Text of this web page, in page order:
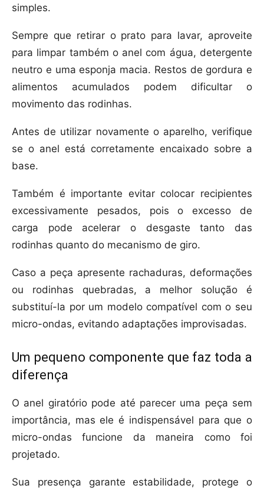
simples.
Sempre que retirar o prato para lavar, aproveite
para limpar também o anel com água, detergente
neutro e uma esponja macia. Restos de gordura e
alimentos acumulados podem dificultar o
movimento das rodinhas.
Antes de utilizar novamente o aparelho, verifique
se o anel está corretamente encaixado sobre a
base.
Também é importante evitar colocar recipientes
excessivamente pesados, pois o excesso de
carga pode acelerar o desgaste tanto das
rodinhas quanto do mecanismo de giro.
Caso a peça apresente rachaduras, deformações
ou rodinhas quebradas, a melhor solução é
substituí-la por um modelo compatível com o seu
micro-ondas, evitando adaptações improvisadas.
Um pequeno componente que faz toda a
diferença
O anel giratório pode até parecer uma peça sem
importância, mas ele é indispensável para que o
micro-ondas funcione da maneira como foi
projetado.
Sua presença garante estabilidade, protege o